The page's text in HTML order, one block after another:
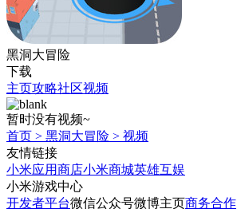
黑洞大冒险
下载
主页攻略社区视频
暂时没有视频~
首页 > 黑洞大冒险 > 视频
友情链接
小米应用商店小米商城英雄互娱
小米游戏中心
开发者平台微信公众号微博主页商务合作